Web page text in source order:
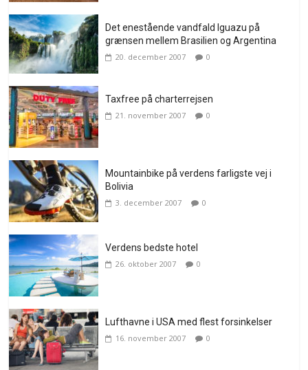
Det enestående vandfald Iguazu på
grænsen mellem Brasilien og Argentina
20. december 2007 0
Taxfree på charterrejsen
21. november 2007 0
Mountainbike på verdens farligste vej i
Bolivia
3. december 2007 0
Verdens bedste hotel
26. oktober 2007 0
Lufthavne i USA med flest forsinkelser
16. november 2007 0